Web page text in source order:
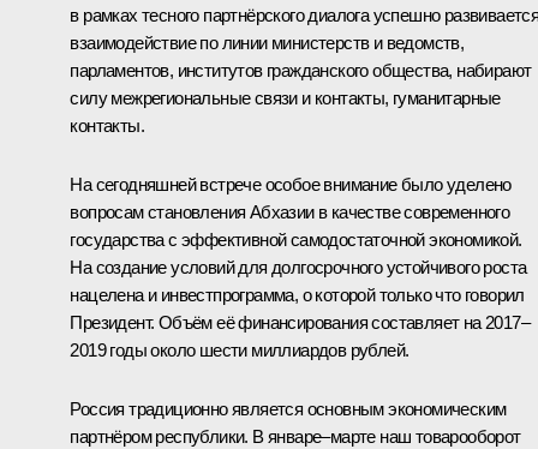
в рамках тесного партнёрского диалога успешно
взаимодействие по линии министерств и ведомств,
парламентов, институтов гражданского общества, набирают
силу межрегиональные связи и контакты, гуманитарные
контакты.
На сегодняшней встрече особое внимание было уделено
вопросам становления Абхазии в качестве современного
государства с эффективной самодостаточной экономикой.
На создание условий для долгосрочного устойчивого роста
нацелена и инвестпрограмма, о которой только что говорил
Президент. Объём её финансирования составляет на 2017–
2019 годы около шести миллиардов рублей.
Россия традиционно является основным экономическим
партнёром республики. В январе–марте наш товарооборот